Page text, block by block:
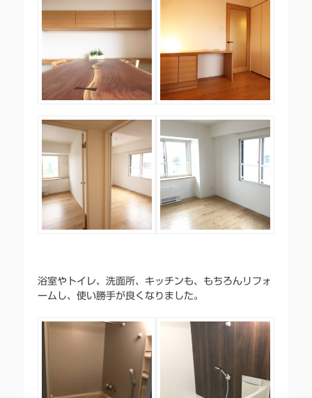
浴室やトイレ、洗面所、キッチンも、もちろんリフォ
ームし、使い勝手が良くなりました。